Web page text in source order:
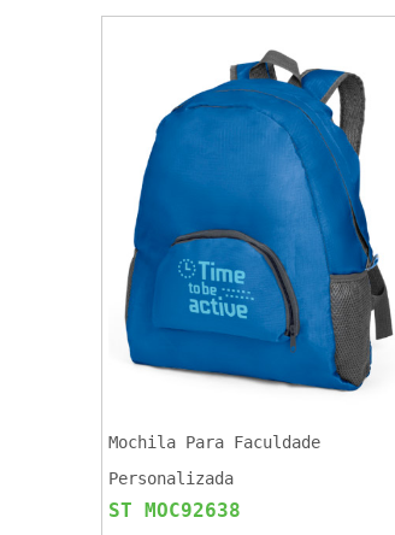
Mochila Para Faculdade
Personalizada
ST MOC92638